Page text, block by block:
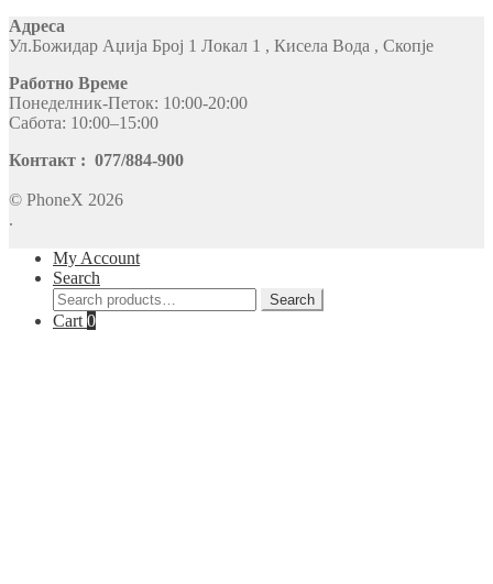
Адреса
Ул.Божидар Аџија Број 1 Локал 1 , Кисела Вода , Скопје
Работно Време
Понеделник-Петок: 10:00-20:00
Сабота: 10:00–15:00
Контакт : 077/884-900
© PhoneX 2026
.
My Account
Search
Search
for:
Search
Cart 0